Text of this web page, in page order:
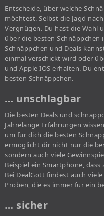
Entscheide, über welche
möchtest. Selbst die Jagd
Vergnügen. Du hast die Wahl
über die besten
Schnäppchen und Deals
einmal verschickt wird oder
und Apple IOS erhalten. Du
besten Schnäppchen.
… unschlagbar
Die besten Deals und
Jahrelange Erfahrungen
um für dich die besten
ermöglicht dir nicht nur die
sondern auch viele
Beispiel ein Smartphone,
Bei DealGott findest auch
Proben, die es immer für ein
… sicher